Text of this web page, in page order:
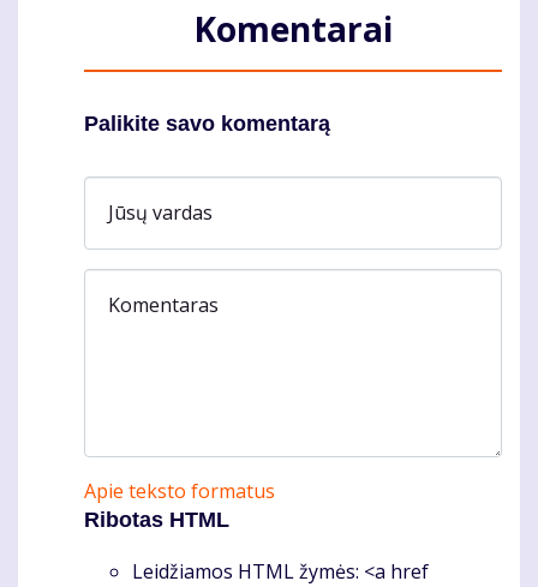
Komentarai
Palikite savo komentarą
Jūsų vardas
Komentaras
Apie teksto formatus
Ribotas HTML
Leidžiamos HTML žymės: <a href